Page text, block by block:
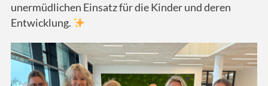
unermüdlichen Einsatz für die Kinder und deren
Entwicklung.